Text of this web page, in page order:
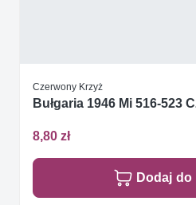
Czerwony Krzyż
Bułgaria 1946 Mi 516-523
8,80 zł
Dodaj